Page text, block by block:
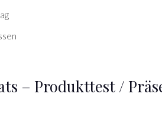
– Produkttest /